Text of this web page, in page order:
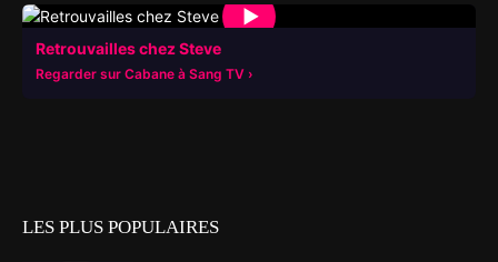
▶
Retrouvailles chez Steve
Regarder sur Cabane à Sang TV
LES PLUS POPULAIRES